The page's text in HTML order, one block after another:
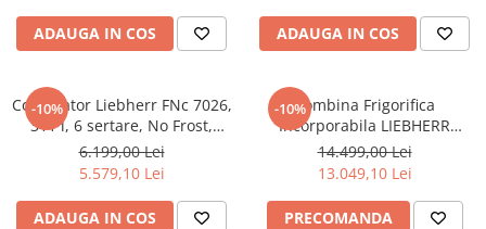
ADAUGA IN COS ADAUGA IN COS
-10%
Congelator Liebherr FNc 7026,
311 l, 6 sertare, No Frost,
SuperFrost, Clasa C,
FrostProtect, Touch Display, H
165.5 cm, Alb
6.199,00 Lei
5.579,10 Lei
ADAUGA IN COS
-10%Combina Frigorifica
Incorporabila LIEBHERR
ICBNci 5663 Prime, 276l, H
193.8 cm, NoFrost,
DuoCooling, BioFresh,
SuperSilent, Clasa C, Alb
14.499,00 Lei
13.049,10 Lei
PRECOMANDA